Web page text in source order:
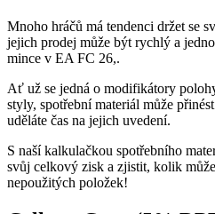
Mnoho hráčů má tendenci držet se
jejich prodej může být rychlý a
mince v EA FC 26,.
Ať už se jedná o modifikátory
styly, spotřební materiál může
uděláte čas na jejich uvedení.
S naší kalkulačkou spotřebního
svůj celkový zisk a zjistit, kolik
nepoužitých položek!